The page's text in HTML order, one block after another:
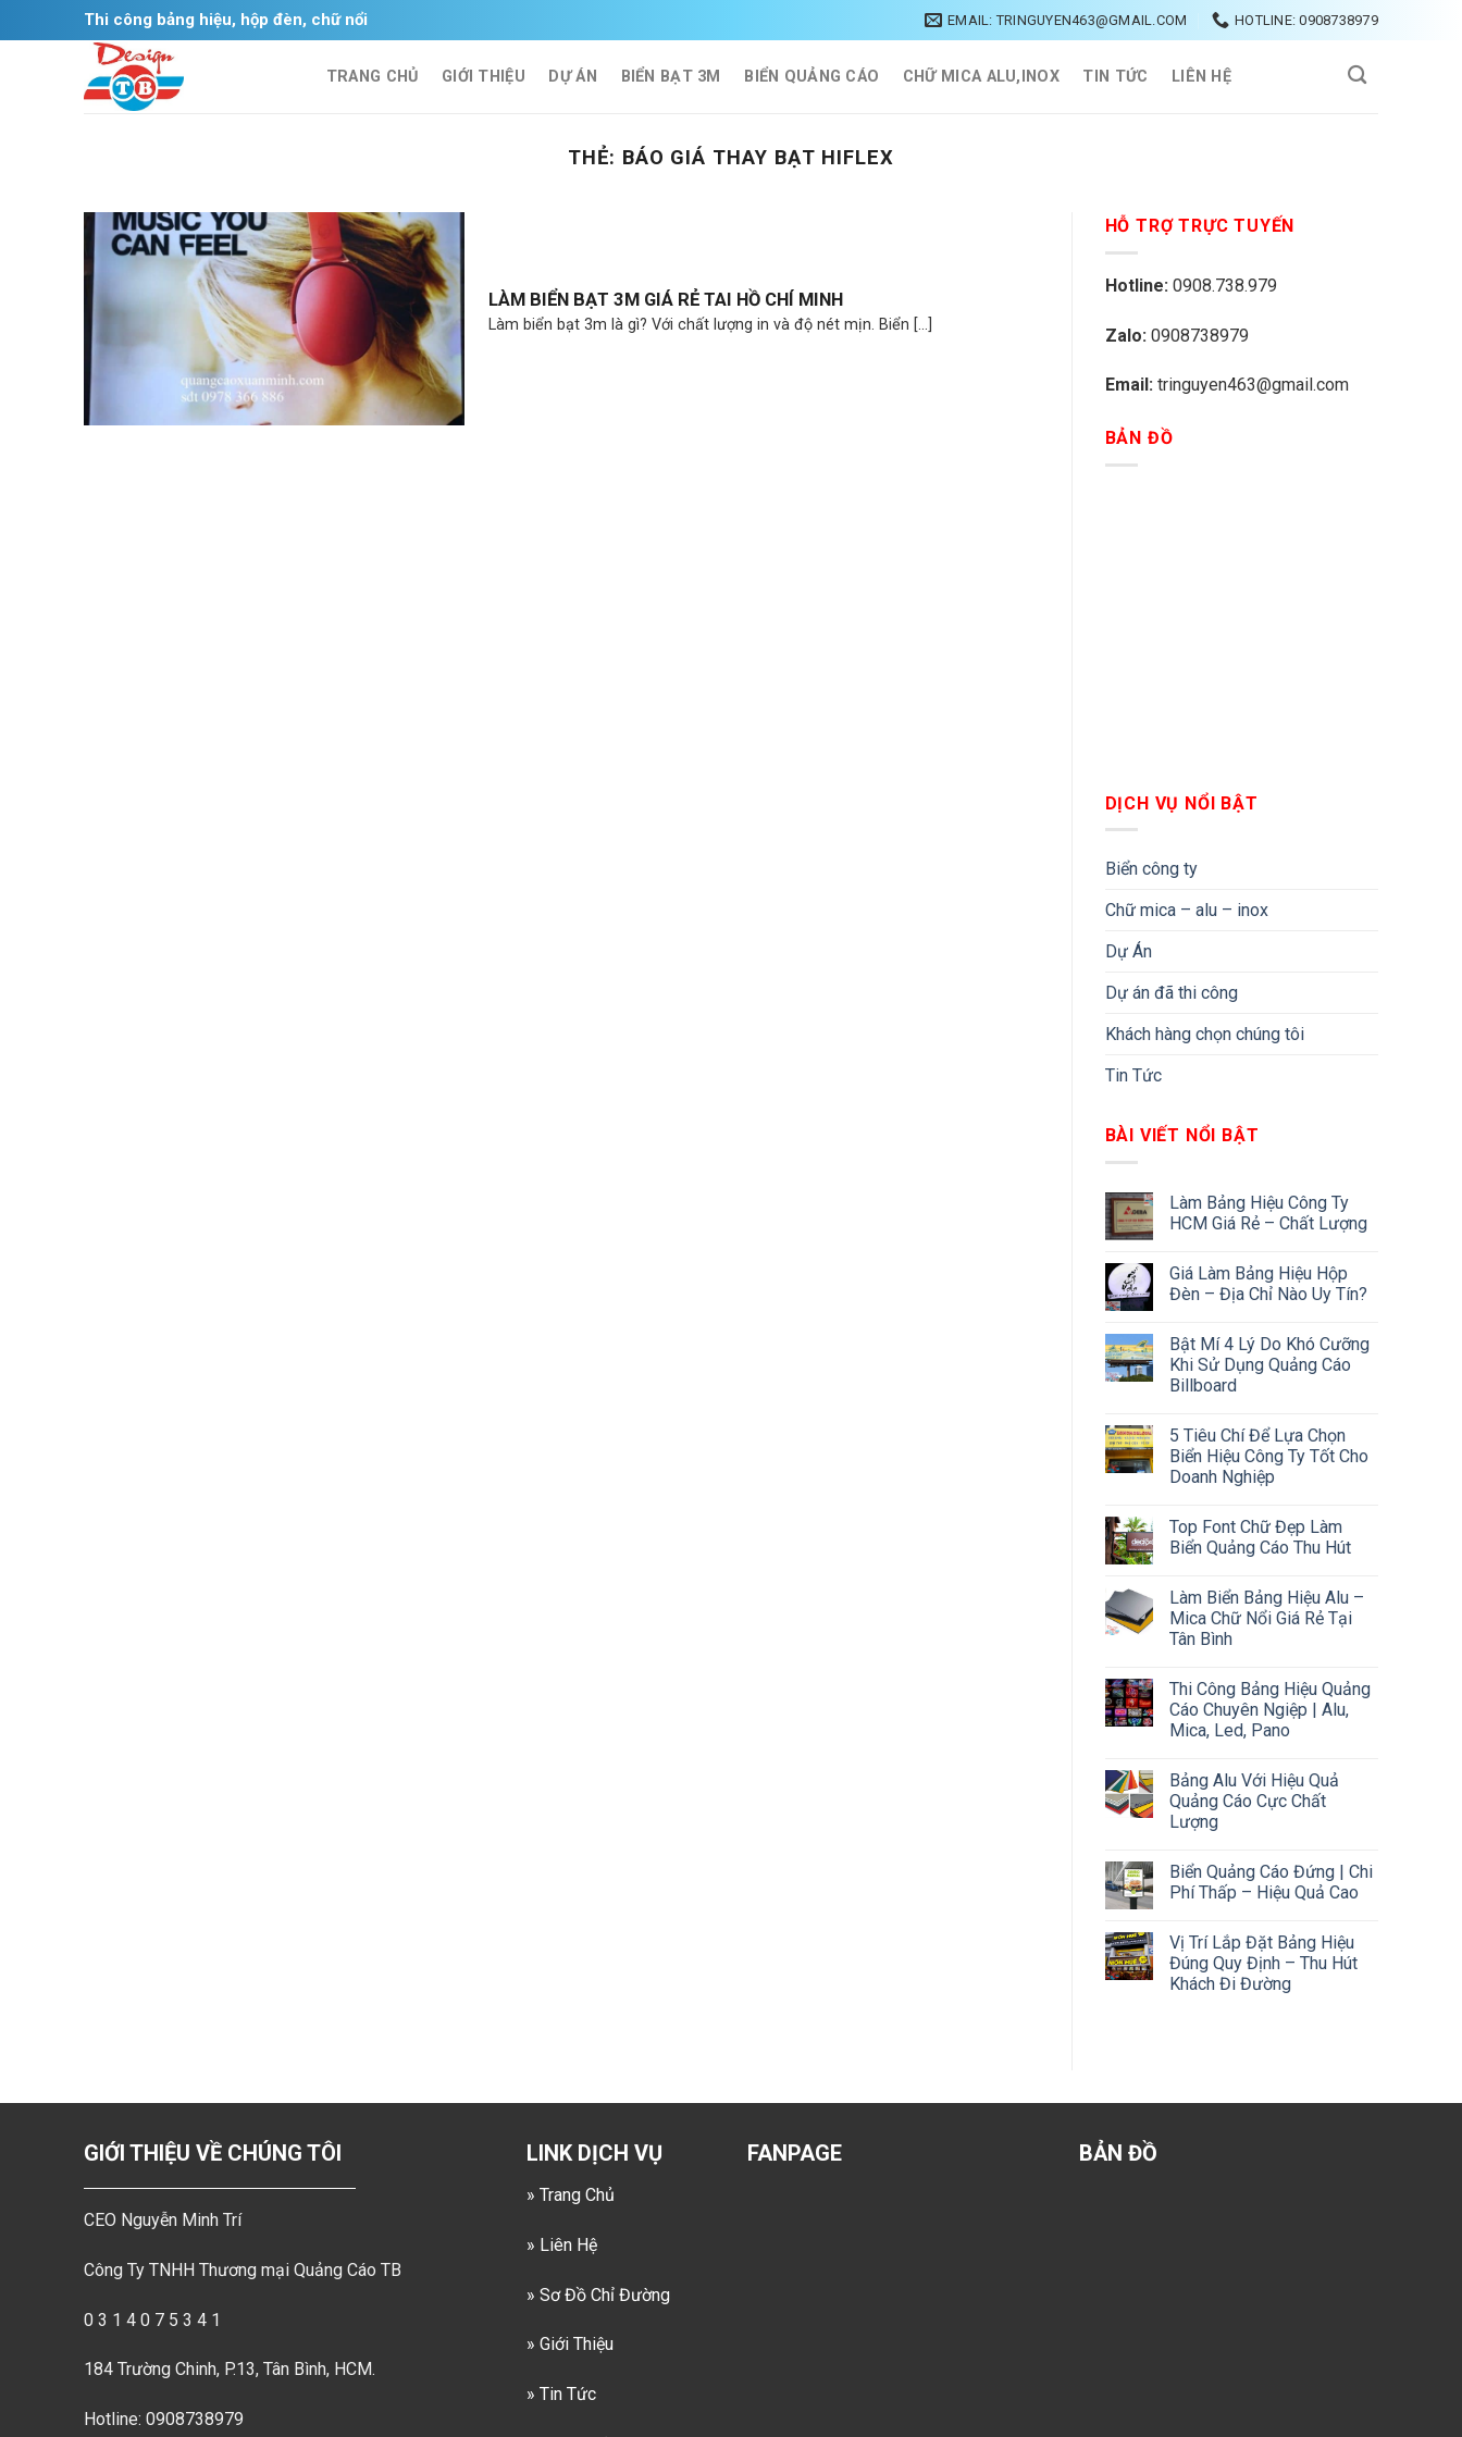
to
Thi công bảng hiệu, hộp đèn, chữ nổi EMAIL: TRINGUYEN463@GMAIL.COM HOTLINE: 0908738979
TRANG CHỦ GIỚI THIỆU DỰ ÁN BIỂN BẠT 3M BIỂN QUẢNG CÁO CHỮ MICA ALU,INOX TIN TỨC LIÊN HỆ
THẺ: BÁO GIÁ THAY BẠT HIFLEX
LÀM BIỂN BẠT 3M GIÁ RẺ TAI HỒ CHÍ MINH
Làm biển bạt 3m là gì? Với chất lượng in và độ nét mịn. Biển [...]
HỖ TRỢ TRỰC TUYẾN
Hotline: 0908.738.979
Zalo: 0908738979
Email: tringuyen463@gmail.com
BẢN ĐỒ
DỊCH VỤ NỔI BẬT
Biển công ty
Chữ mica – alu – inox
Dự Án
Dự án đã thi công
Khách hàng chọn chúng tôi
Tin Tức
BÀI VIẾT NỔI BẬT
Làm Bảng Hiệu Công Ty
HCM Giá Rẻ – Chất Lượng
Giá Làm Bảng Hiệu Hộp
Đèn – Địa Chỉ Nào Uy Tín?
Bật Mí 4 Lý Do Khó Cưỡng
Khi Sử Dụng Quảng Cáo
Billboard
5 Tiêu Chí Để Lựa Chọn
Biển Hiệu Công Ty Tốt Cho
Doanh Nghiệp
Top Font Chữ Đẹp Làm
Biển Quảng Cáo Thu Hút
Làm Biển Bảng Hiệu Alu –
Mica Chữ Nổi Giá Rẻ Tại
Tân Bình
Thi Công Bảng Hiệu Quảng
Cáo Chuyên Ngiệp | Alu,
Mica, Led, Pano
Bảng Alu Với Hiệu Quả
Quảng Cáo Cực Chất
Lượng
Biển Quảng Cáo Đứng | Chi
Phí Thấp – Hiệu Quả Cao
Vị Trí Lắp Đặt Bảng Hiệu
Đúng Quy Định – Thu Hút
Khách Đi Đường
GIỚI THIỆU VỀ CHÚNG TÔI
CEO Nguyễn Minh Trí
Công Ty TNHH Thương mại Quảng Cáo TB
0 3 1 4 0 7 5 3 4 1
184 Trường Chinh, P.13, Tân Bình, HCM.
Hotline: 0908738979
LINK DỊCH VỤ
» Trang Chủ
» Liên Hệ
» Sơ Đồ Chỉ Đường
» Giới Thiệu
» Tin Tức
FANPAGE BẢN ĐỒ